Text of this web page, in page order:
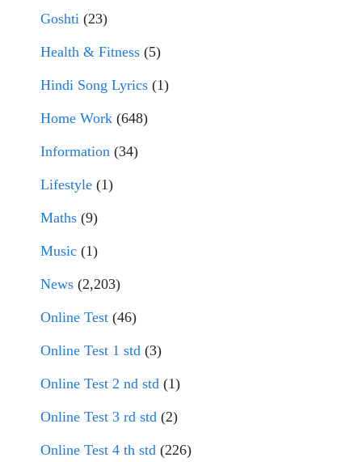
Goshti (23)
Health & Fitness (5)
Hindi Song Lyrics (1)
Home Work (648)
Information (34)
Lifestyle (1)
Maths (9)
Music (1)
News (2,203)
Online Test (46)
Online Test 1 std (3)
Online Test 2 nd std (1)
Online Test 3 rd std (2)
Online Test 4 th std (226)